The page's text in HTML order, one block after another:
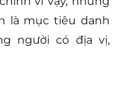
là mục tiêu danh
người có địa vị,